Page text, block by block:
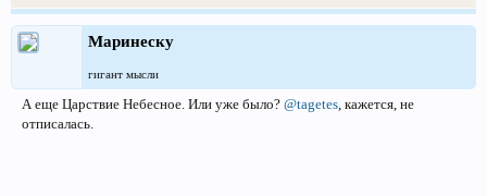
Маринеску
гигант мысли
А еще Царствие Небесное. Или уже было? @tagetes, кажется, не
отписалась.